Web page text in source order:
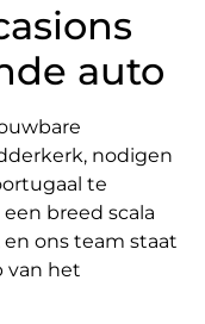
auto
nodigen
te
breed scala
ons team staat
van het